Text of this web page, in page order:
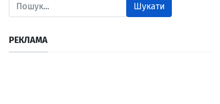
Шукати
РЕКЛАМА